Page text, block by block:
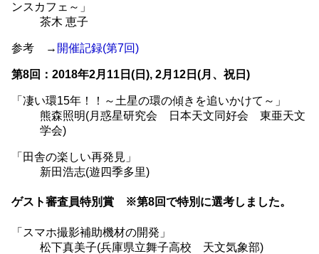
ンスカフェ～」
茶木 恵子
参考 → 開催記録(第7回)
第8回：2018年2月11日(日), 2月12日(月、祝日)
「凄い環15年！！～土星の環の傾きを追いかけて～」
熊森照明(月惑星研究会 日本天文同好会 東亜天文
学会)
「田舎の楽しい再発見」
新田浩志(遊四季多里)
ゲスト審査員特別賞 ※第8回で特別に選考しました。
「スマホ撮影補助機材の開発」
松下真美子(兵庫県立舞子高校 天文気象部)